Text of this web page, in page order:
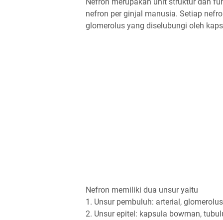
nefron per ginjal manusia. Setiap
glomerolus yang diselubungi oleh
Nefron memiliki dua unsur yaitu
1. Unsur pembuluh: arterial,
2. Unsur epitel: kapsula bowman,